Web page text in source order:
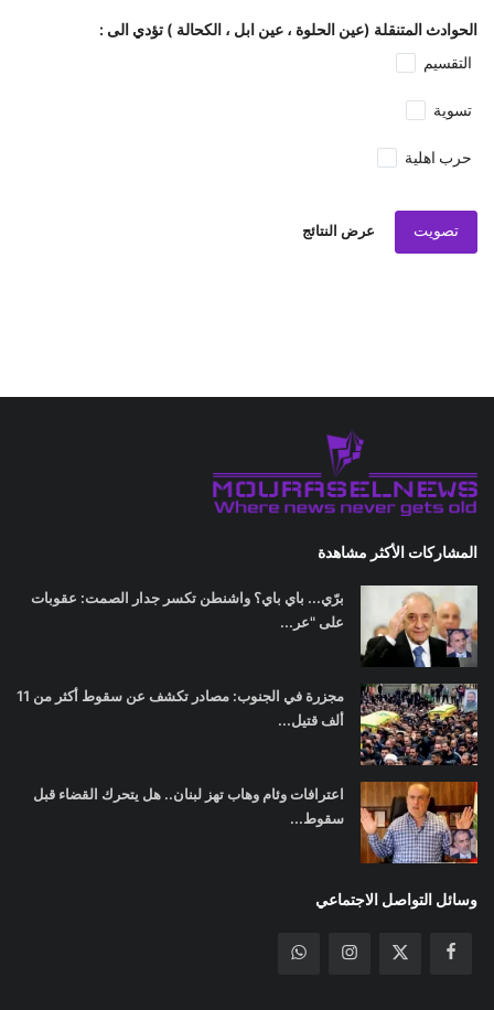
الحوادث المتنقلة (عين الحلوة ، عين ابل ، الكحالة ) تؤدي الى :
التقسيم
تسوية
حرب اهلية
تصويت عرض النتائج
المشاركات الأكثر مشاهدة
برّي... باي باي؟ واشنطن تكسر جدار الصمت: عقوبات
على "عر...
مجزرة في الجنوب: مصادر تكشف عن سقوط أكثر من 11
ألف قتيل...
اعترافات وئام وهاب تهز لبنان.. هل يتحرك القضاء قبل
سقوط...
وسائل التواصل الاجتماعي